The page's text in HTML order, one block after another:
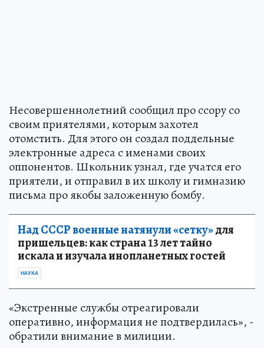
Несовершеннолетний сообщил про ссору со
своим приятелями, которым захотел
отомстить. Для этого он создал поддельные
электронные адреса с именами своих
оппонентов. Школьник узнал, где учатся его
приятели, и отправил в их школу и гимназию
письма про якобы заложенную бомбу.
Над СССР военные натянули «сетку»для
пришельцев: как страна 13 лет тайно
искала и изучала инопланетных гостей
НАУКА
«Экстренные службы отреагировали
оперативно, информация не подтвердилась», -
обратили внимание в милиции.